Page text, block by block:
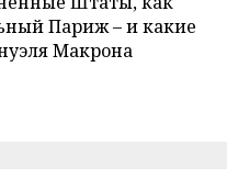
Париж – и какие
Макрона